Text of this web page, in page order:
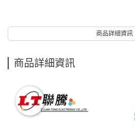
商品詳細資訊
商品詳細資訊